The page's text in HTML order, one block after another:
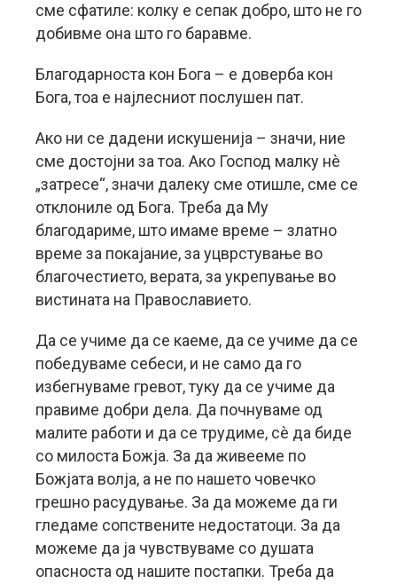
сме сфатиле: колку е сепак добро, што не го
добивме она што го баравме.
Благодарноста кон Бога – е доверба кон
Бога, тоа е најлесниот послушен пат.
Ако ни се дадени искушенија – значи, ние
сме достојни за тоа. Ако Господ малку нè
„затресе“, значи далеку сме отишле, сме се
отклониле од Бога. Треба да Му
благодариме, што имаме време – златно
време за покајание, за уцврстување во
благочестието, верата, за укрепување во
вистината на Православието.
Да се учиме да се каеме, да се учиме да се
победуваме себеси, и не само да го
избегнуваме гревот, туку да се учиме да
правиме добри дела. Да почнуваме од
малите работи и да се трудиме, сè да биде
со милоста Божја. За да живееме по
Божјата волја, а не по нашето човечко
грешно расудување. За да можеме да ги
гледаме сопствените недостатоци. За да
можеме да ја чувствуваме со душата
опасноста од нашите постапки. Треба да